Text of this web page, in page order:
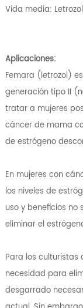
Vida media:
Aplicaciones:
Femara (letrozol)
generación tipo II
tratar a mujeres
cáncer de mama
de estrógeno
En mujeres con
los niveles de
uso y beneficios no
eliminar el
Para los culturistas
necesidad para
desgarrado